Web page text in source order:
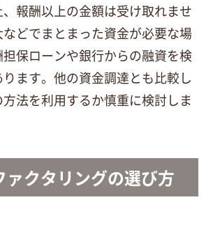
報酬以上の金額は受け取れませ
どでまとまった資金が必要な場
保ローンや銀行からの融資を検
ます。他の資金調達とも比較し
法を利用するか慎重に検討しま
ァクタリングの選び方